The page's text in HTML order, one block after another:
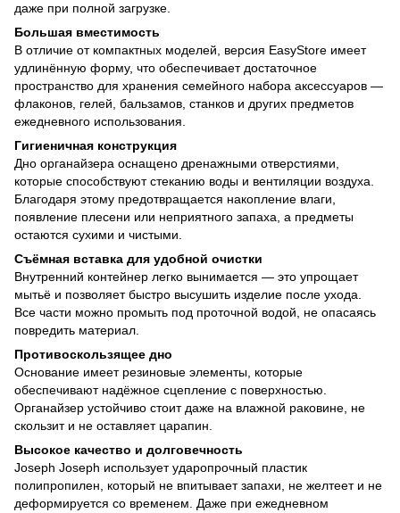
даже при полной загрузке.
Большая вместимость
В отличие от компактных моделей, версия EasyStore имеет
удлинённую форму, что обеспечивает достаточное
пространство для хранения семейного набора аксессуаров —
флаконов, гелей, бальзамов, станков и других предметов
ежедневного использования.
Гигиеничная конструкция
Дно органайзера оснащено дренажными отверстиями,
которые способствуют стеканию воды и вентиляции воздуха.
Благодаря этому предотвращается накопление влаги,
появление плесени или неприятного запаха, а предметы
остаются сухими и чистыми.
Съёмная вставка для удобной очистки
Внутренний контейнер легко вынимается — это упрощает
мытьё и позволяет быстро высушить изделие после ухода.
Все части можно промыть под проточной водой, не опасаясь
повредить материал.
Противоскользящее дно
Основание имеет резиновые элементы, которые
обеспечивают надёжное сцепление с поверхностью.
Органайзер устойчиво стоит даже на влажной раковине, не
скользит и не оставляет царапин.
Высокое качество и долговечность
Joseph Joseph использует ударопрочный пластик
полипропилен, который не впитывает запахи, не желтеет и не
деформируется со временем. Даже при ежедневном